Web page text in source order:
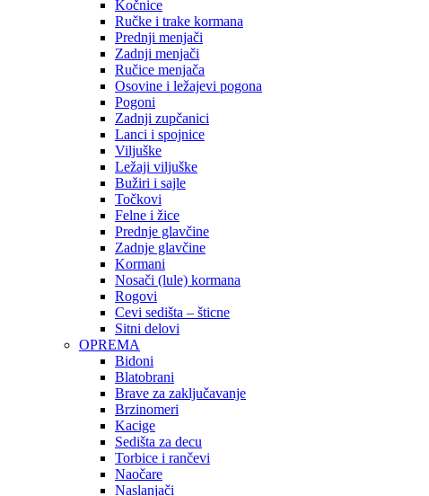
Kočnice
Ručke i trake kormana
Prednji menjači
Zadnji menjači
Ručice menjača
Osovine i ležajevi pogona
Pogoni
Zadnji zupčanici
Lanci i spojnice
Viljuške
Ležaji viljuške
Bužiri i sajle
Točkovi
Felne i žice
Prednje glavčine
Zadnje glavčine
Kormani
Nosači (lule) kormana
Rogovi
Cevi sedišta – šticne
Sitni delovi
OPREMA
Bidoni
Blatobrani
Brave za zaključavanje
Brzinomeri
Kacige
Sedišta za decu
Torbice i rančevi
Naočare
Naslanjači